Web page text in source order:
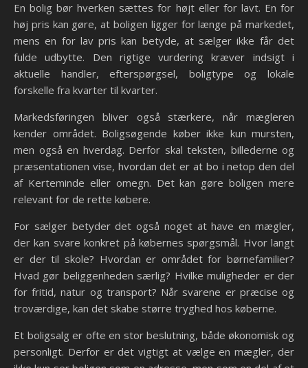
En bolig bør hverken sættes for højt eller for lavt. En for
høj pris kan gøre, at boligen ligger for længe på markedet,
mens en for lav pris kan betyde, at sælger ikke får det
fulde udbytte. Den rigtige vurdering kræver indsigt i
aktuelle handler, efterspørgsel, boligtype og lokale
forskelle fra kvarter til kvarter.
Markedsføringen bliver også stærkere, når mægleren
kender området. Boligsøgende køber ikke kun mursten,
men også en hverdag. Derfor skal teksten, billederne og
præsentationen vise, hvordan det er at bo i netop den del
af Kerteminde eller omegn. Det kan gøre boligen mere
relevant for de rette købere.
For sælger betyder det også noget at have en mægler,
der kan svare konkret på købernes spørgsmål. Hvor langt
er der til skole? Hvordan er området for børnefamilier?
Hvad gør beliggenheden særlig? Hvilke muligheder er der
for fritid, natur og transport? Når svarene er præcise og
troværdige, kan det skabe større tryghed hos køberne.
Et boligsalg er ofte en stor beslutning, både økonomisk og
personligt. Derfor er det vigtigt at vælge en mægler, der